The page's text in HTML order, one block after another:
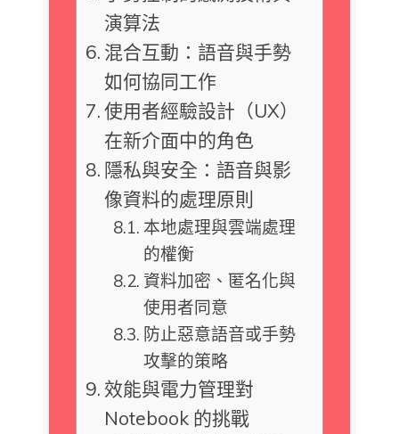
演算法
混合互動：語音與手勢
如何協同工作
使用者經驗設計（UX）
在新介面中的角色
隱私與安全：語音與影
像資料的處理原則
本地處理與雲端處理
的權衡
資料加密、匿名化與
使用者同意
防止惡意語音或手勢
攻擊的策略
效能與電力管理對
Notebook 的挑戰